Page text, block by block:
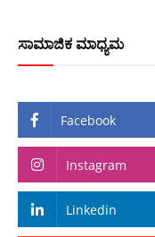
ಸಾಮಾಜಿಕ ಮಾಧ್ಯಮ
Facebook
Instagram
Linkedin